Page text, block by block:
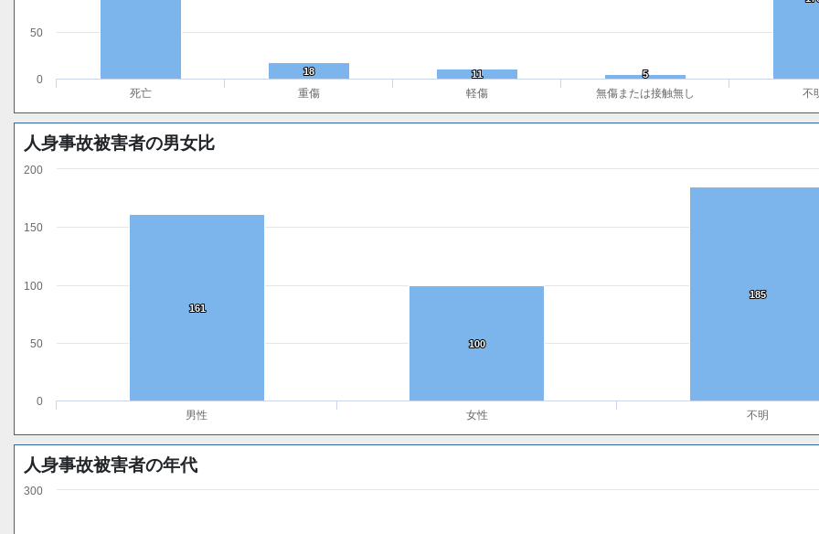
18
18 11
11 5
5
死亡 重傷 軽傷 無傷または接触無し 不
0
50
人身事故被害者の男女比
161
161
100
100
185
185
男性 女性 不明
0
50
100
150
200
人身事故被害者の年代
300